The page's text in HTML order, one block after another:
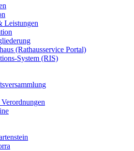
Leistungen
(Rathausservice Portal)
System (RIS)